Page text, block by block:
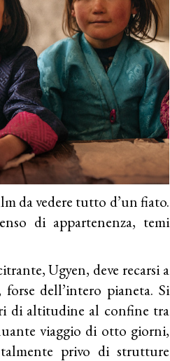
da vedere tutto d’un fiato.
di appartenenza, temi
Ugyen, deve recarsi a
dell’intero pianeta. Si
di altitudine al confine tra
viaggio di otto giorni,
privo di strutture